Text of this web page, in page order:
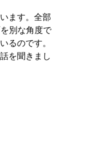
ます。全部
別な角度で
るのです。
を聞きまし